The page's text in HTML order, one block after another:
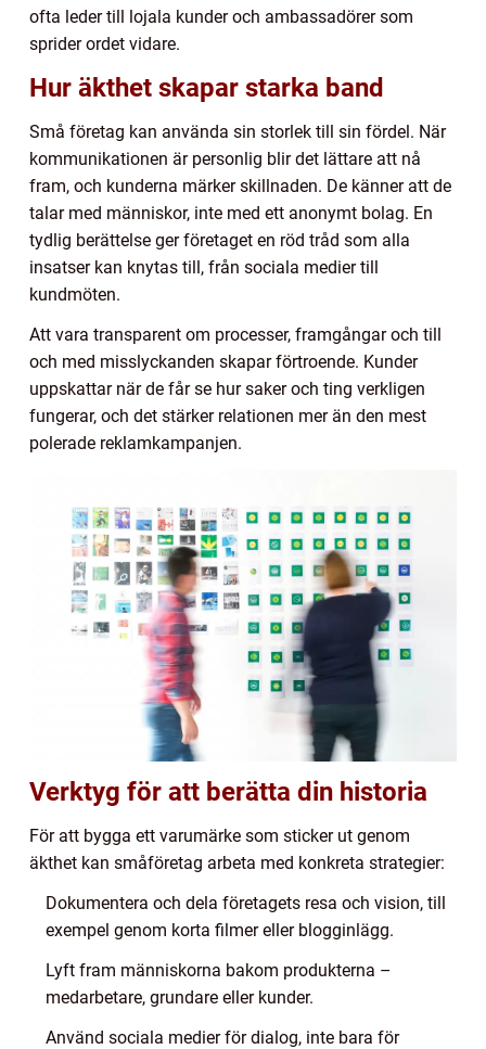
ofta leder till lojala kunder och ambassadörer som
sprider ordet vidare.
Hur äkthet skapar starka band
Små företag kan använda sin storlek till sin fördel. När
kommunikationen är personlig blir det lättare att nå
fram, och kunderna märker skillnaden. De känner att de
talar med människor, inte med ett anonymt bolag. En
tydlig berättelse ger företaget en röd tråd som alla
insatser kan knytas till, från sociala medier till
kundmöten.
Att vara transparent om processer, framgångar och till
och med misslyckanden skapar förtroende. Kunder
uppskattar när de får se hur saker och ting verkligen
fungerar, och det stärker relationen mer än den mest
polerade reklamkampanjen.
Verktyg för att berätta din historia
För att bygga ett varumärke som sticker ut genom
äkthet kan småföretag arbeta med konkreta strategier:
Dokumentera och dela företagets resa och vision, till
exempel genom korta filmer eller blogginlägg.
Lyft fram människorna bakom produkterna –
medarbetare, grundare eller kunder.
Använd sociala medier för dialog, inte bara för